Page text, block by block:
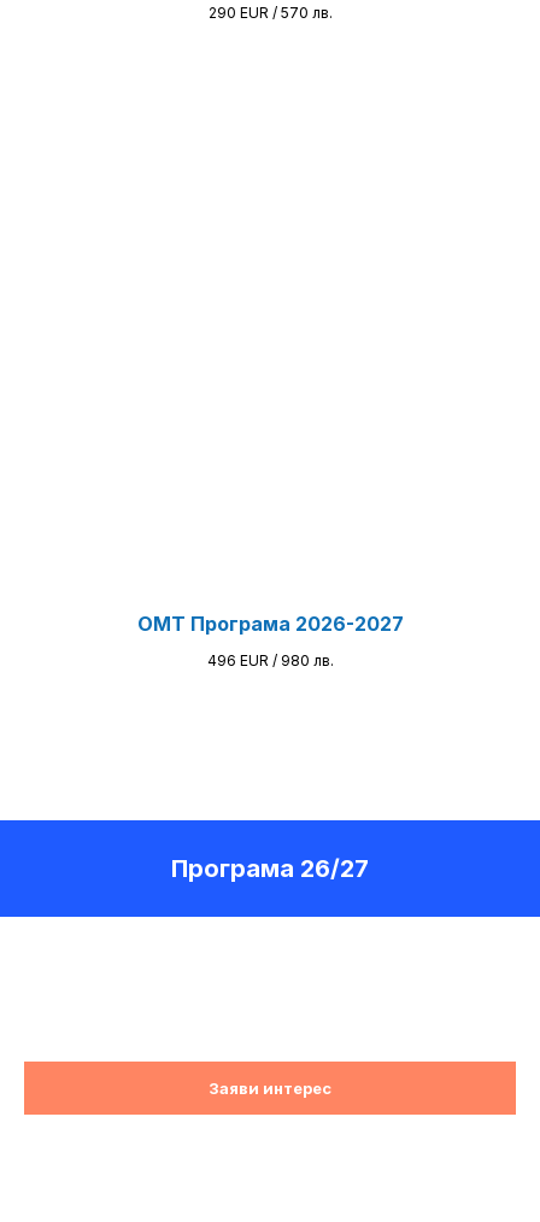
290 EUR / 570 лв.
OMT Програма 2026-2027
496 EUR / 980 лв.
Програма 26/27
Заяви интерес